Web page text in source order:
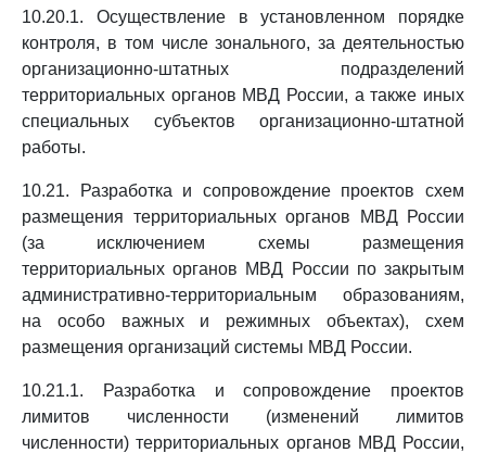
10.20.1. Осуществление в установленном порядке
контроля, в том числе зонального, за деятельностью
организационно-штатных подразделений
территориальных органов МВД России, а также иных
специальных субъектов организационно-штатной
работы.
10.21. Разработка и сопровождение проектов схем
размещения территориальных органов МВД России
(за исключением схемы размещения
территориальных органов МВД России по закрытым
административно-территориальным образованиям,
на особо важных и режимных объектах), схем
размещения организаций системы МВД России.
10.21.1. Разработка и сопровождение проектов
лимитов численности (изменений лимитов
численности) территориальных органов МВД России,